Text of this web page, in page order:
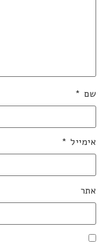
שם *
אימייל *
אתר